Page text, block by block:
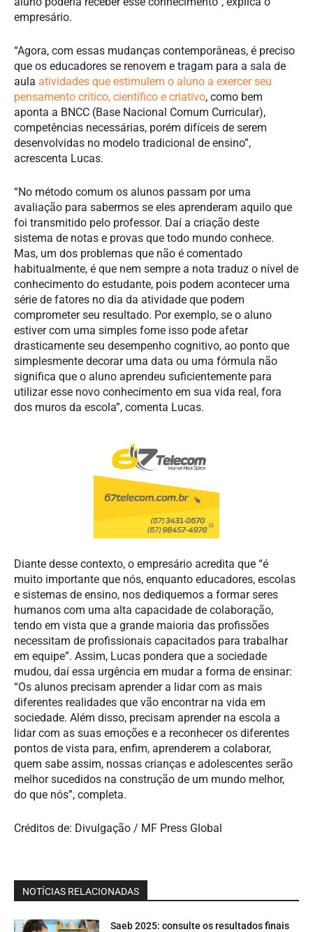
empresário.
“Agora, com essas mudanças contemporâneas, é preciso
que os educadores se renovem e tragam para a sala de
aula atividades que estimulem o aluno a exercer seu
pensamento crítico, científico e criativo, como bem
aponta a BNCC (Base Nacional Comum Curricular),
competências necessárias, porém difíceis de serem
desenvolvidas no modelo tradicional de ensino”,
acrescenta Lucas.
“No método comum os alunos passam por uma
avaliação para sabermos se eles aprenderam aquilo que
foi transmitido pelo professor. Daí a criação deste
sistema de notas e provas que todo mundo conhece.
Mas, um dos problemas que não é comentado
habitualmente, é que nem sempre a nota traduz o nível de
conhecimento do estudante, pois podem acontecer uma
série de fatores no dia da atividade que podem
comprometer seu resultado. Por exemplo, se o aluno
estiver com uma simples fome isso pode afetar
drasticamente seu desempenho cognitivo, ao ponto que
simplesmente decorar uma data ou uma fórmula não
significa que o aluno aprendeu suficientemente para
utilizar esse novo conhecimento em sua vida real, fora
dos muros da escola”, comenta Lucas.
Diante desse contexto, o empresário acredita que “é
muito importante que nós, enquanto educadores, escolas
e sistemas de ensino, nos dediquemos a formar seres
humanos com uma alta capacidade de colaboração,
tendo em vista que a grande maioria das profissões
necessitam de profissionais capacitados para trabalhar
em equipe”. Assim, Lucas pondera que a sociedade
mudou, daí essa urgência em mudar a forma de ensinar:
“Os alunos precisam aprender a lidar com as mais
diferentes realidades que vão encontrar na vida em
sociedade. Além disso, precisam aprender na escola a
lidar com as suas emoções e a reconhecer os diferentes
pontos de vista para, enfim, aprenderem a colaborar,
quem sabe assim, nossas crianças e adolescentes serão
melhor sucedidos na construção de um mundo melhor,
do que nós”, completa.
Créditos de: Divulgação / MF Press Global
NOTÍCIAS RELACIONADAS
Saeb 2025: consulte os resultados finais